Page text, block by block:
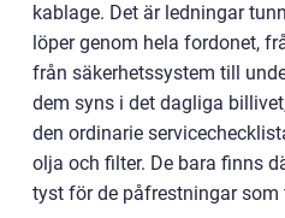
kablage. Det är ledningar
löper genom hela fordonet,
från säkerhetssystem till
dem syns i det dagliga
den ordinarie
olja och filter. De bara finns
tyst för de påfrestningar